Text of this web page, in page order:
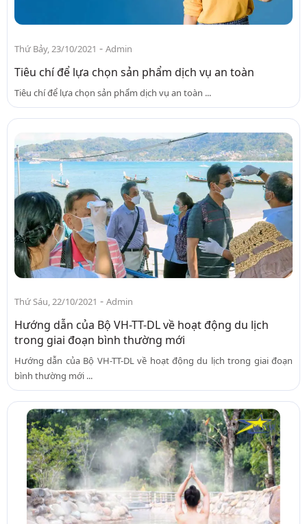
Thứ Bảy, 23/10/2021 - Admin
Tiêu chí để lựa chọn sản phẩm dịch vụ an toàn
Tiêu chí để lựa chọn sản phẩm dịch vụ an toàn ...
Thứ Sáu, 22/10/2021 - Admin
Hướng dẫn của Bộ VH-TT-DL về hoạt động du lịch
trong giai đoạn bình thường mới
Hướng dẫn của Bộ VH-TT-DL về hoạt động du lịch trong giai đoạn
bình thường mới ...